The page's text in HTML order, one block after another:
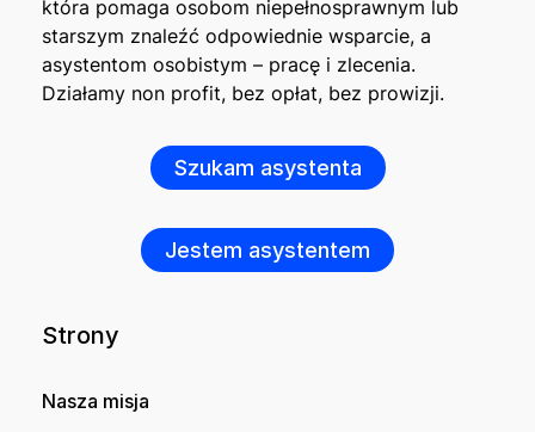
która pomaga osobom niepełnosprawnym lub
starszym znaleźć odpowiednie wsparcie, a
asystentom osobistym – pracę i zlecenia.
Działamy non profit, bez opłat, bez prowizji.
Szukam asystenta
Jestem asystentem
Strony
Nasza misja